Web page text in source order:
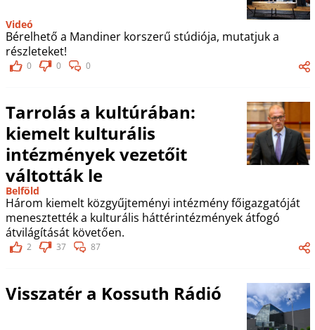
Videó
Bérelhető a Mandiner korszerű stúdiója, mutatjuk a
részleteket!
0 0 0
Tarrolás a kultúrában:
kiemelt kulturális
intézmények vezetőit
váltották le
Belföld
Három kiemelt közgyűjteményi intézmény főigazgatóját
menesztették a kulturális háttérintézmények átfogó
átvilágítását követően.
2 37 87
Visszatér a Kossuth Rádió